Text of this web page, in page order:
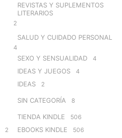
2
REVISTAS Y SUPLEMENTOS
LITERARIOS
2
SALUD Y CUIDADO PERSONAL
4
SEXO Y SENSUALIDAD 4
IDEAS Y JUEGOS 4
IDEAS 2
SIN CATEGORÍA 8
TIENDA KINDLE 506
EBOOKS KINDLE 506